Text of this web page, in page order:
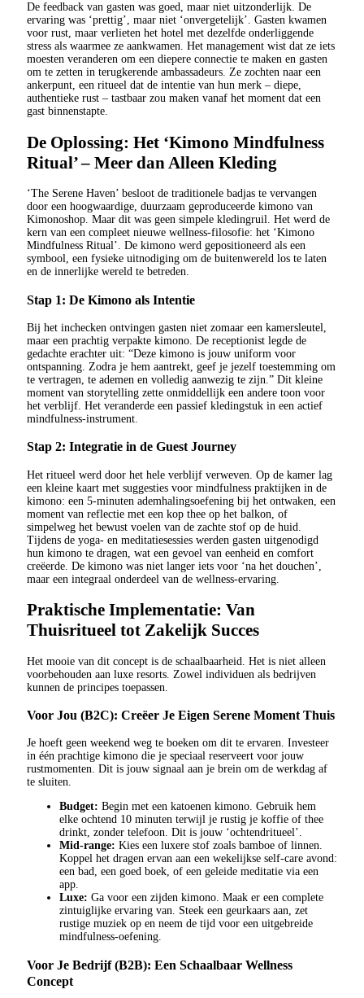
De feedback van gasten was goed, maar niet uitzonderlijk. De
ervaring was ‘prettig’, maar niet ‘onvergetelijk’. Gasten kwamen
voor rust, maar verlieten het hotel met dezelfde onderliggende
stress als waarmee ze aankwamen. Het management wist dat ze iets
moesten veranderen om een diepere connectie te maken en gasten
om te zetten in terugkerende ambassadeurs. Ze zochten naar een
ankerpunt, een ritueel dat de intentie van hun merk – diepe,
authentieke rust – tastbaar zou maken vanaf het moment dat een
gast binnenstapte.
De Oplossing: Het ‘Kimono Mindfulness
Ritual’ – Meer dan Alleen Kleding
‘The Serene Haven’ besloot de traditionele badjas te vervangen
door een hoogwaardige, duurzaam geproduceerde kimono van
Kimonoshop. Maar dit was geen simpele kledingruil. Het werd de
kern van een compleet nieuwe wellness-filosofie: het ‘Kimono
Mindfulness Ritual’. De kimono werd gepositioneerd als een
symbool, een fysieke uitnodiging om de buitenwereld los te laten
en de innerlijke wereld te betreden.
Stap 1: De Kimono als Intentie
Bij het inchecken ontvingen gasten niet zomaar een kamersleutel,
maar een prachtig verpakte kimono. De receptionist legde de
gedachte erachter uit: “Deze kimono is jouw uniform voor
ontspanning. Zodra je hem aantrekt, geef je jezelf toestemming om
te vertragen, te ademen en volledig aanwezig te zijn.” Dit kleine
moment van storytelling zette onmiddellijk een andere toon voor
het verblijf. Het veranderde een passief kledingstuk in een actief
mindfulness-instrument.
Stap 2: Integratie in de Guest Journey
Het ritueel werd door het hele verblijf verweven. Op de kamer lag
een kleine kaart met suggesties voor mindfulness praktijken in de
kimono: een 5-minuten ademhalingsoefening bij het ontwaken, een
moment van reflectie met een kop thee op het balkon, of
simpelweg het bewust voelen van de zachte stof op de huid.
Tijdens de yoga- en meditatiesessies werden gasten uitgenodigd
hun kimono te dragen, wat een gevoel van eenheid en comfort
creëerde. De kimono was niet langer iets voor ‘na het douchen’,
maar een integraal onderdeel van de wellness-ervaring.
Praktische Implementatie: Van
Thuisritueel tot Zakelijk Succes
Het mooie van dit concept is de schaalbaarheid. Het is niet alleen
voorbehouden aan luxe resorts. Zowel individuen als bedrijven
kunnen de principes toepassen.
Voor Jou (B2C): Creëer Je Eigen Serene Moment Thuis
Je hoeft geen weekend weg te boeken om dit te ervaren. Investeer
in één prachtige kimono die je speciaal reserveert voor jouw
rustmomenten. Dit is jouw signaal aan je brein om de werkdag af
te sluiten.
Budget: Begin met een katoenen kimono. Gebruik hem
elke ochtend 10 minuten terwijl je rustig je koffie of thee
drinkt, zonder telefoon. Dit is jouw ‘ochtendritueel’.
Mid-range: Kies een luxere stof zoals bamboe of linnen.
Koppel het dragen ervan aan een wekelijkse self-care avond:
een bad, een goed boek, of een geleide meditatie via een
app.
Luxe: Ga voor een zijden kimono. Maak er een complete
zintuiglijke ervaring van. Steek een geurkaars aan, zet
rustige muziek op en neem de tijd voor een uitgebreide
mindfulness-oefening.
Voor Je Bedrijf (B2B): Een Schaalbaar Wellness
Concept